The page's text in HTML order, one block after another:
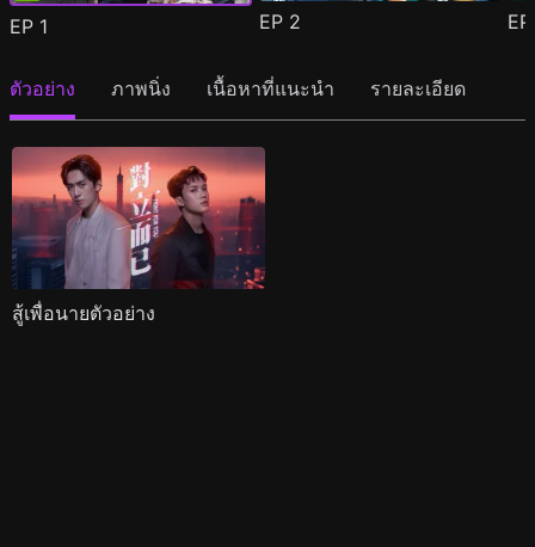
EP 1 EP 2
ตัวอย่าง ภาพนิ่ง เนื้อหาที่แนะนำ รายละเอียด
สู้เพื่อนายตัวอย่าง